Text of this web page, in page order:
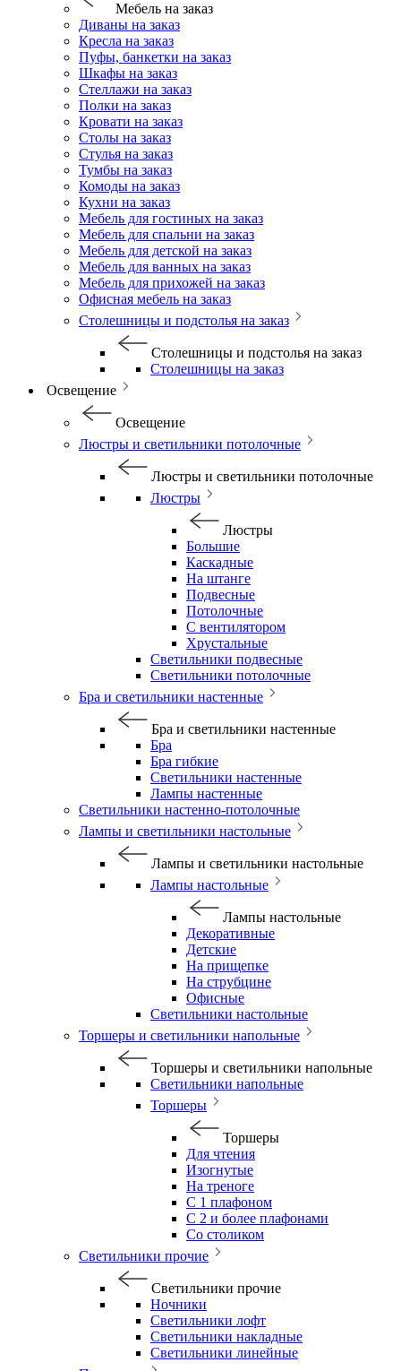
Мебель на заказ
Диваны на заказ
Кресла на заказ
Пуфы, банкетки на заказ
Шкафы на заказ
Стеллажи на заказ
Полки на заказ
Кровати на заказ
Столы на заказ
Стулья на заказ
Тумбы на заказ
Комоды на заказ
Кухни на заказ
Мебель для гостиных на заказ
Мебель для спальни на заказ
Мебель для детской на заказ
Мебель для ванных на заказ
Мебель для прихожей на заказ
Офисная мебель на заказ
Столешницы и подстолья на заказ
Столешницы и подстолья на заказ
Столешницы на заказ
Освещение
Освещение
Люстры и светильники потолочные
Люстры и светильники потолочные
Люстры
Люстры
Большие
Каскадные
На штанге
Подвесные
Потолочные
С вентилятором
Хрустальные
Светильники подвесные
Светильники потолочные
Бра и светильники настенные
Бра и светильники настенные
Бра
Бра гибкие
Светильники настенные
Лампы настенные
Светильники настенно-потолочные
Лампы и светильники настольные
Лампы и светильники настольные
Лампы настольные
Лампы настольные
Декоративные
Детские
На прищепке
На струбцине
Офисные
Светильники настольные
Торшеры и светильники напольные
Торшеры и светильники напольные
Светильники напольные
Торшеры
Торшеры
Для чтения
Изогнутые
На треноге
С 1 плафоном
С 2 и более плафонами
Со столиком
Светильники прочие
Светильники прочие
Ночники
Светильники лофт
Светильники накладные
Светильники линейные